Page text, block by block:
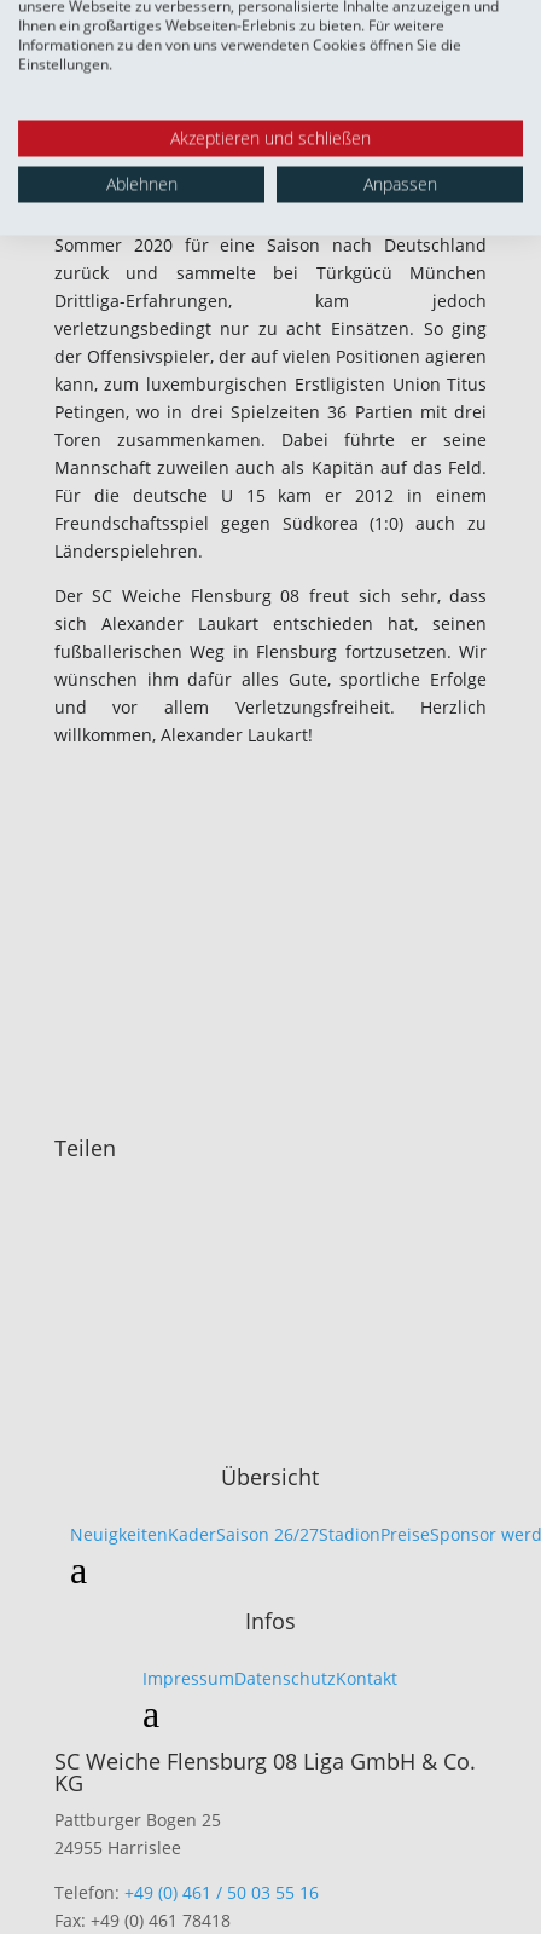
sowie in beiden A-Juniorenjahren – und damit von
2015 bis 2017 dreimal in Folge (!) – Deutscher
Meister. Die ersten Schritte im Herrenfußball
FC Twente Enschede und FC Den Bosch in den
Niederlanden, wo er in acht Erstliga- und 19
Zweitliga-Partien (6 Tore) zum Einsatz kam und mit
Sommer 2020 für eine Saison nach Deutschland
zurück und sammelte bei Türkgücü München
Drittliga-Erfahrungen, kam jedoch
verletzungsbedingt nur zu acht Einsätzen. So ging
der Offensivspieler, der auf vielen Positionen agieren
kann, zum luxemburgischen Erstligisten Union Titus
Petingen, wo in drei Spielzeiten 36 Partien mit drei
Toren zusammenkamen. Dabei führte er seine
Mannschaft zuweilen auch als Kapitän auf das Feld.
Für die deutsche U 15 kam er 2012 in einem
Freundschaftsspiel gegen Südkorea (1:0) auch zu
Länderspielehren.
Der SC Weiche Flensburg 08 freut sich sehr, dass
sich Alexander Laukart entschieden hat, seinen
fußballerischen Weg in Flensburg fortzusetzen. Wir
wünschen ihm dafür alles Gute, sportliche Erfolge
und vor allem Verletzungsfreiheit. Herzlich
willkommen, Alexander Laukart!
Teilen
Übersicht
NeuigkeitenKaderSaison 26/27StadionPreiseSponsor
a
Infos
ImpressumDatenschutzKontakt
a
SC Weiche Flensburg 08 Liga GmbH & Co.
KG
Pattburger Bogen 25
24955 Harrislee
Telefon: +49 (0) 461 / 50 03 55 16
Fax: +49 (0) 461 78418
unsere Webseite zu verbessern, personalisierte Inhalte anzuzeigen und
Ihnen ein großartiges Webseiten-Erlebnis zu bieten. Für weitere
Informationen zu den von uns verwendeten Cookies öffnen Sie die
Einstellungen.
Akzeptieren und schließen
Ablehnen
Anpassen